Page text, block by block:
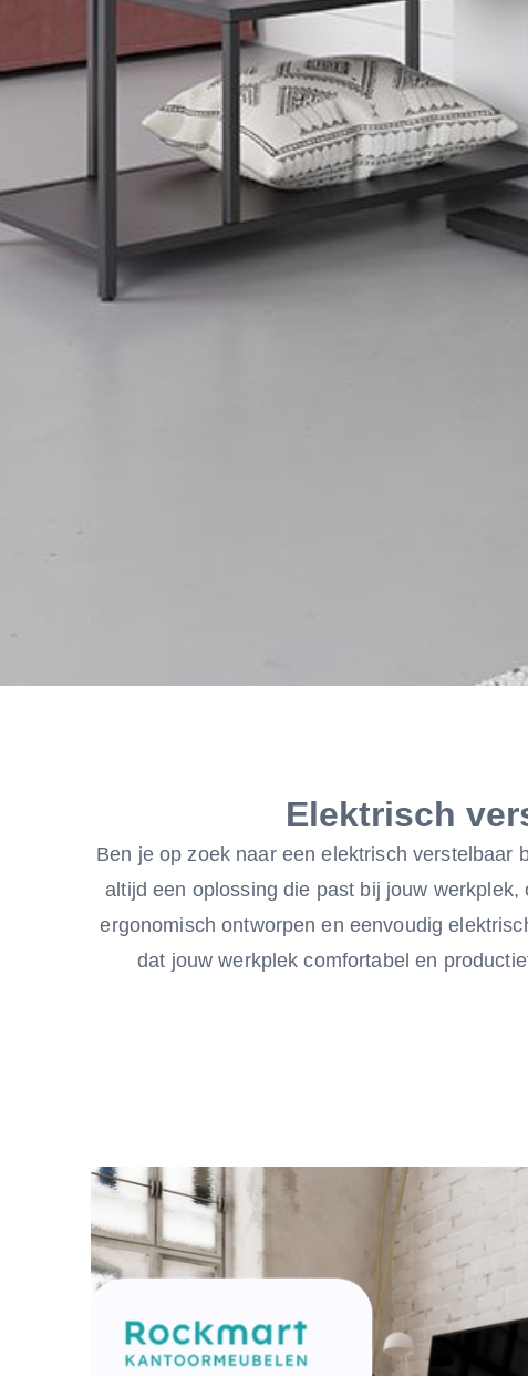
Elektrisch
Ben je op zoek naar een elektrisch verstelbaar
altijd een oplossing die past bij jouw
ergonomisch ontworpen en eenvoudig
dat jouw werkplek comfortabel en